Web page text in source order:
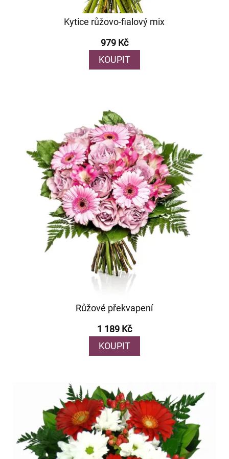
Kytice růžovo-fialový mix
979 Kč
KOUPIT
Růžové překvapení
1 189 Kč
KOUPIT